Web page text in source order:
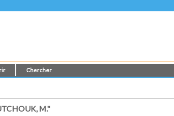
Chercher
M."